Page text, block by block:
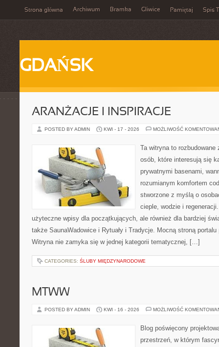
Strona główna Archiwum Bramka Gliwice Pamiętaj Spis
GDAŃSK
ARANŻACJE I INSPIRACJE
POSTED BY ADMIN KWI - 17 - 2026 MOŻLIWOŚĆ
Ta witryna to
osób, które interesują się
prywatnymi basenami,
rozumianym komfortem
stworzone z myślą o
cieple, wodzie i
użyteczne wpisy dla początkujących, ale również dla bardziej
także SaunaWadowice i Rytuały i Tradycje. Mocną stroną
Witryna nie zamyka się w jednej kategorii tematycznej, […]
CATEGORIES: ŚLUBY MIĘDZYNARODOWE
MTWW
POSTED BY ADMIN KWI - 16 - 2026 MOŻLIWOŚĆ
Blog poświęcony
przestrzeń, w którym